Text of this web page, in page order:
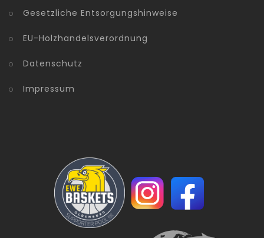
Gesetzliche Entsorgungshinweise
EU-Holzhandelsverordnung
Datenschutz
Impressum